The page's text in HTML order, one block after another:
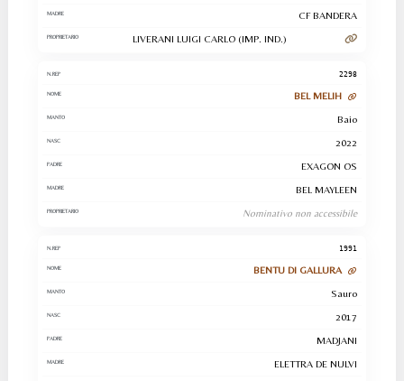
CF BANDERA
LIVERANI LUIGI CARLO (IMP. IND.)
2298
BEL MELIH
Baio
2022
EXAGON OS
BEL MAYLEEN
Nominativo non accessibile
1991
BENTU DI GALLURA
Sauro
2017
MADJANI
ELETTRA DE NULVI